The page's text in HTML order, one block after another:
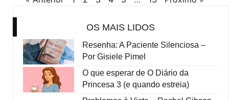
OS MAIS LIDOS
Resenha: A Paciente Silenciosa –
Por Gisiele Pimel
O que esperar de O Diário da
Princesa 3 (e quando estreia)